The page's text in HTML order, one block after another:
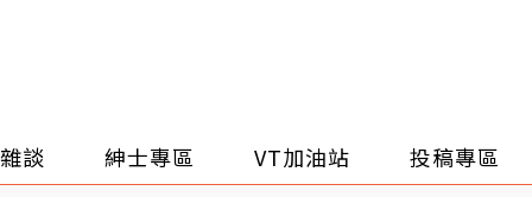
談 紳士專區 VT加油站 投稿專區